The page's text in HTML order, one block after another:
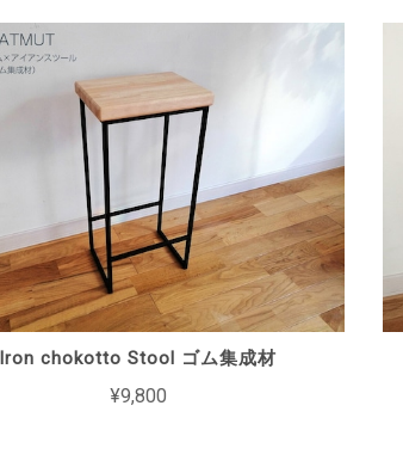
Iron chokotto Stool ゴム集成材
¥9,800